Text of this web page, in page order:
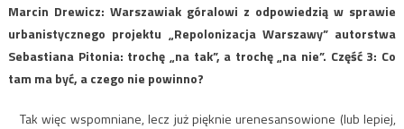
Marcin Drewicz: Warszawiak góralowi z odpowiedzią w sprawie
urbanistycznego projektu „Repolonizacja Warszawy” autorstwa
Sebastiana Pitonia: trochę „na tak”, a trochę „na nie”. Część 3: Co
tam ma być, a czego nie powinno?
Tak więc wspomniane, lecz już pięknie urenesansowione (lub lepiej,